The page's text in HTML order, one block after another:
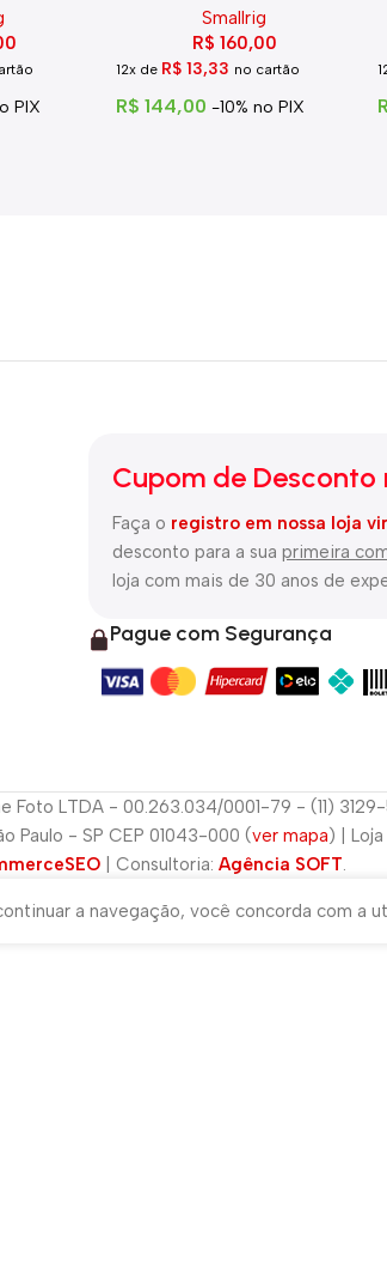
PIX
Smallrig
R$ 160,00
12x de R$13,33 no cartão
R$ 144,00 -10% no PIX
Cupom de Desconto
Faça o registro em nossa loja
desconto para a suaprimeira
loja com mais de 30 anos de
Pague com Segurança
LTDA - 00.263.034/0001-79 - (11)
Paulo - SP CEP 01043-000 (ver mapa) |
| Consultoria: Agência SOFT.
a navegação, você concorda com a